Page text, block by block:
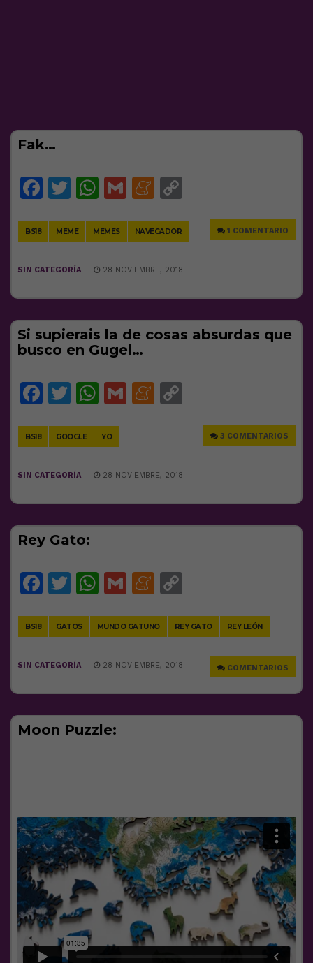
Fak…
Facebook
Twitter
WhatsApp
GmailMeneame
BS18 MEME MEMES NAVEGADOR 1 COMENTARIO
SIN CATEGORÍA 28 NOVIEMBRE, 2018
Si supierais la de cosas absurdas que
busco en Gugel…
Facebook
Twitter
WhatsApp
GmailMeneame
BS18 GOOGLE YO 3 COMENTARIOS
SIN CATEGORÍA 28 NOVIEMBRE, 2018
Rey Gato:
Facebook
Twitter
WhatsApp
GmailMeneame
BS18 GATOS MUNDO GATUNO REY GATO REY LEÓN
COMENTARIOS
SIN CATEGORÍA 28 NOVIEMBRE, 2018
Moon Puzzle: